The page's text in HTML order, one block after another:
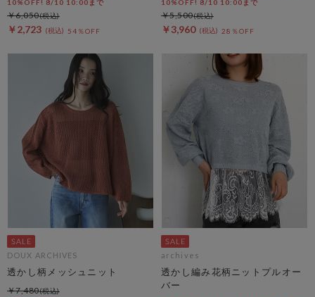
10%OFF! 8/10 10:00まで
￥2,723 54％OFF
￥6,050
10%OFF! 8/10 10:00まで
￥3,960 28％OFF
￥5,500
DOUX ARCHIVES
透かし柄メッシュニット
￥7,480
archives
透かし編み花柄ニットプルオー
バー